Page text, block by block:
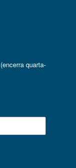
quarta-